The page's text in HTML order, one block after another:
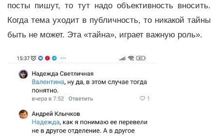
посты пишут, то тут надо объективность вносить.
Когда тема уходит в публичность, то никакой тайны
быть не может. Эта «тайна», играет важную роль».